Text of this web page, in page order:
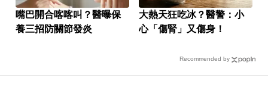
嘴巴開合喀喀叫？醫曝保
養三招防關節發炎
大熱天狂吃冰？醫警：小
心「傷腎」又傷身！
Recommended by